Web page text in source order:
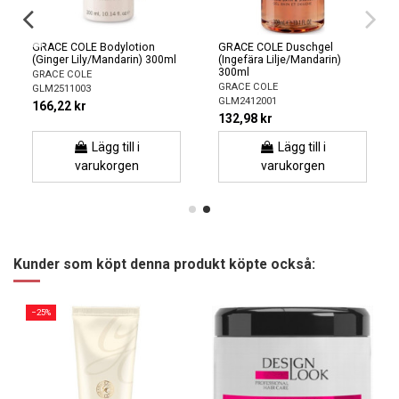
GRACE COLE Bodylotion
(Ginger Lily/Mandarin) 300ml
GRACE COLE
GLM2511003
166,22 kr
Lägg till i
varukorgen
GRACE COLE Duschgel
(Ingefära Lilje/Mandarin)
300ml
GRACE COLE
GLM2412001
132,98 kr
Lägg till i
varukorgen
Kunder som köpt denna produkt köpte också:
−25%